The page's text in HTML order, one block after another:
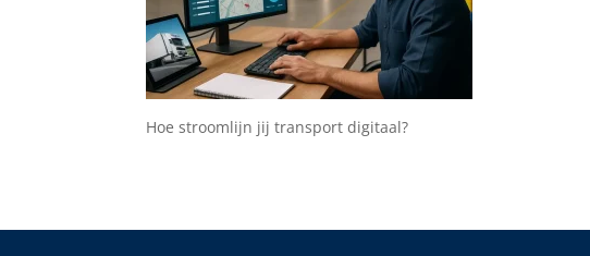
Hoe stroomlijn jij transport digitaal?